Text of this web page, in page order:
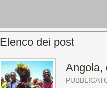
Elenco dei post
Angola,